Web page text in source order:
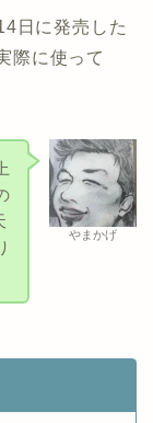
日に発売した
際に使って
やまかげ